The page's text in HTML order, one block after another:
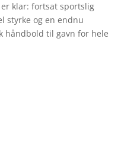
klar: fortsat sportslig
styrke og en endnu
håndbold til gavn for hele